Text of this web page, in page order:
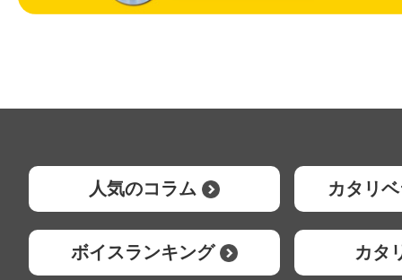
人気のコラム カタリ
ボイスランキング カタ